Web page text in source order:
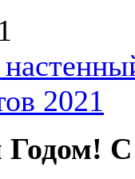
2021
С